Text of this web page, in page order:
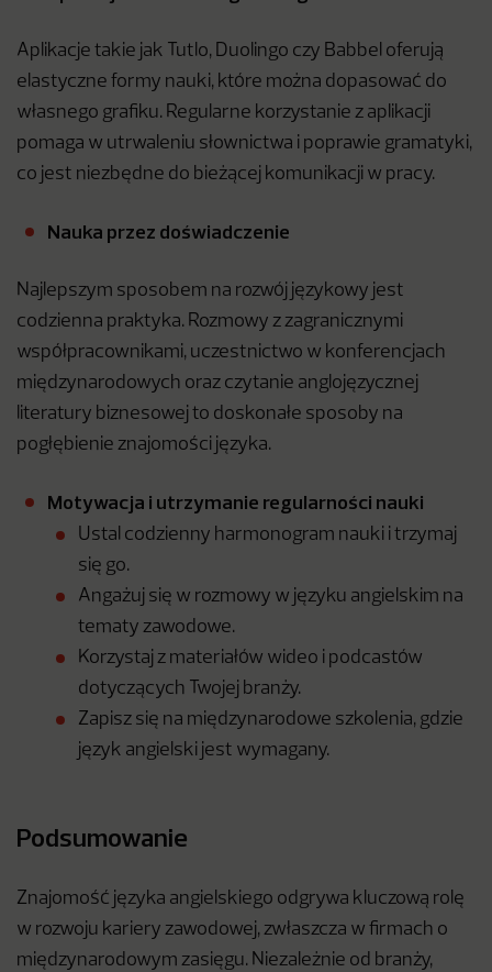
Aplikacje takie jak Tutlo, Duolingo czy Babbel oferują
elastyczne formy nauki, które można dopasować do
własnego grafiku. Regularne korzystanie z aplikacji
pomaga w utrwaleniu słownictwa i poprawie gramatyki,
co jest niezbędne do bieżącej komunikacji w pracy.
Nauka przez doświadczenie
Najlepszym sposobem na rozwój językowy jest
codzienna praktyka. Rozmowy z zagranicznymi
współpracownikami, uczestnictwo w konferencjach
międzynarodowych oraz czytanie anglojęzycznej
literatury biznesowej to doskonałe sposoby na
pogłębienie znajomości języka.
Motywacja i utrzymanie regularności nauki
Ustal codzienny harmonogram nauki i trzymaj
się go.
Angażuj się w rozmowy w języku angielskim na
tematy zawodowe.
Korzystaj z materiałów wideo i podcastów
dotyczących Twojej branży.
Zapisz się na międzynarodowe szkolenia, gdzie
język angielski jest wymagany.
Podsumowanie
Znajomość języka angielskiego odgrywa kluczową rolę
w rozwoju kariery zawodowej, zwłaszcza w firmach o
międzynarodowym zasięgu. Niezależnie od branży,